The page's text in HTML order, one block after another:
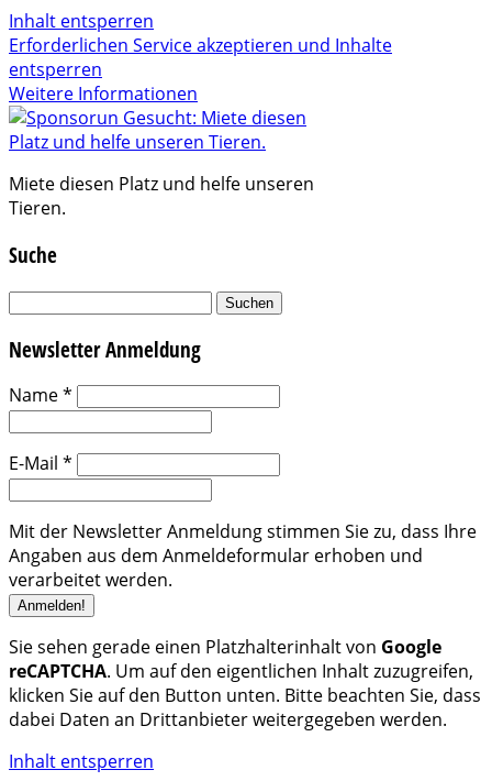
Inhalt entsperren
Erforderlichen Service akzeptieren und Inhalte
entsperren
Weitere Informationen
Miete diesen Platz und helfe unseren
Tieren.
Suche
Suchen
Newsletter Anmeldung
Name*
E-Mail *
Mit der Newsletter Anmeldung stimmen Sie zu, dass Ihre
Angaben aus dem Anmeldeformular erhoben und
verarbeitet werden.
Sie sehen gerade einen Platzhalterinhalt von Google
reCAPTCHA. Um auf den eigentlichen Inhalt zuzugreifen,
klicken Sie auf den Button unten. Bitte beachten Sie, dass
dabei Daten an Drittanbieter weitergegeben werden.
Inhalt entsperren